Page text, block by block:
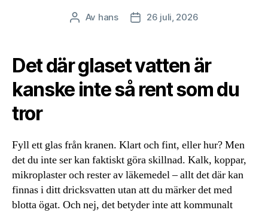
Inläggsförfattare
Av hans Inläggsdatum
26 juli, 2026
Det där glaset vatten är
kanske inte så rent som du
tror
Fyll ett glas från kranen. Klart och fint, eller hur? Men
det du inte ser kan faktiskt göra skillnad. Kalk, koppar,
mikroplaster och rester av läkemedel – allt det där kan
finnas i ditt dricksvatten utan att du märker det med
blotta ögat. Och nej, det betyder inte att kommunalt